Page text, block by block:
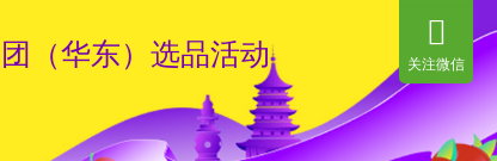
（华东）选品活动 关注微信